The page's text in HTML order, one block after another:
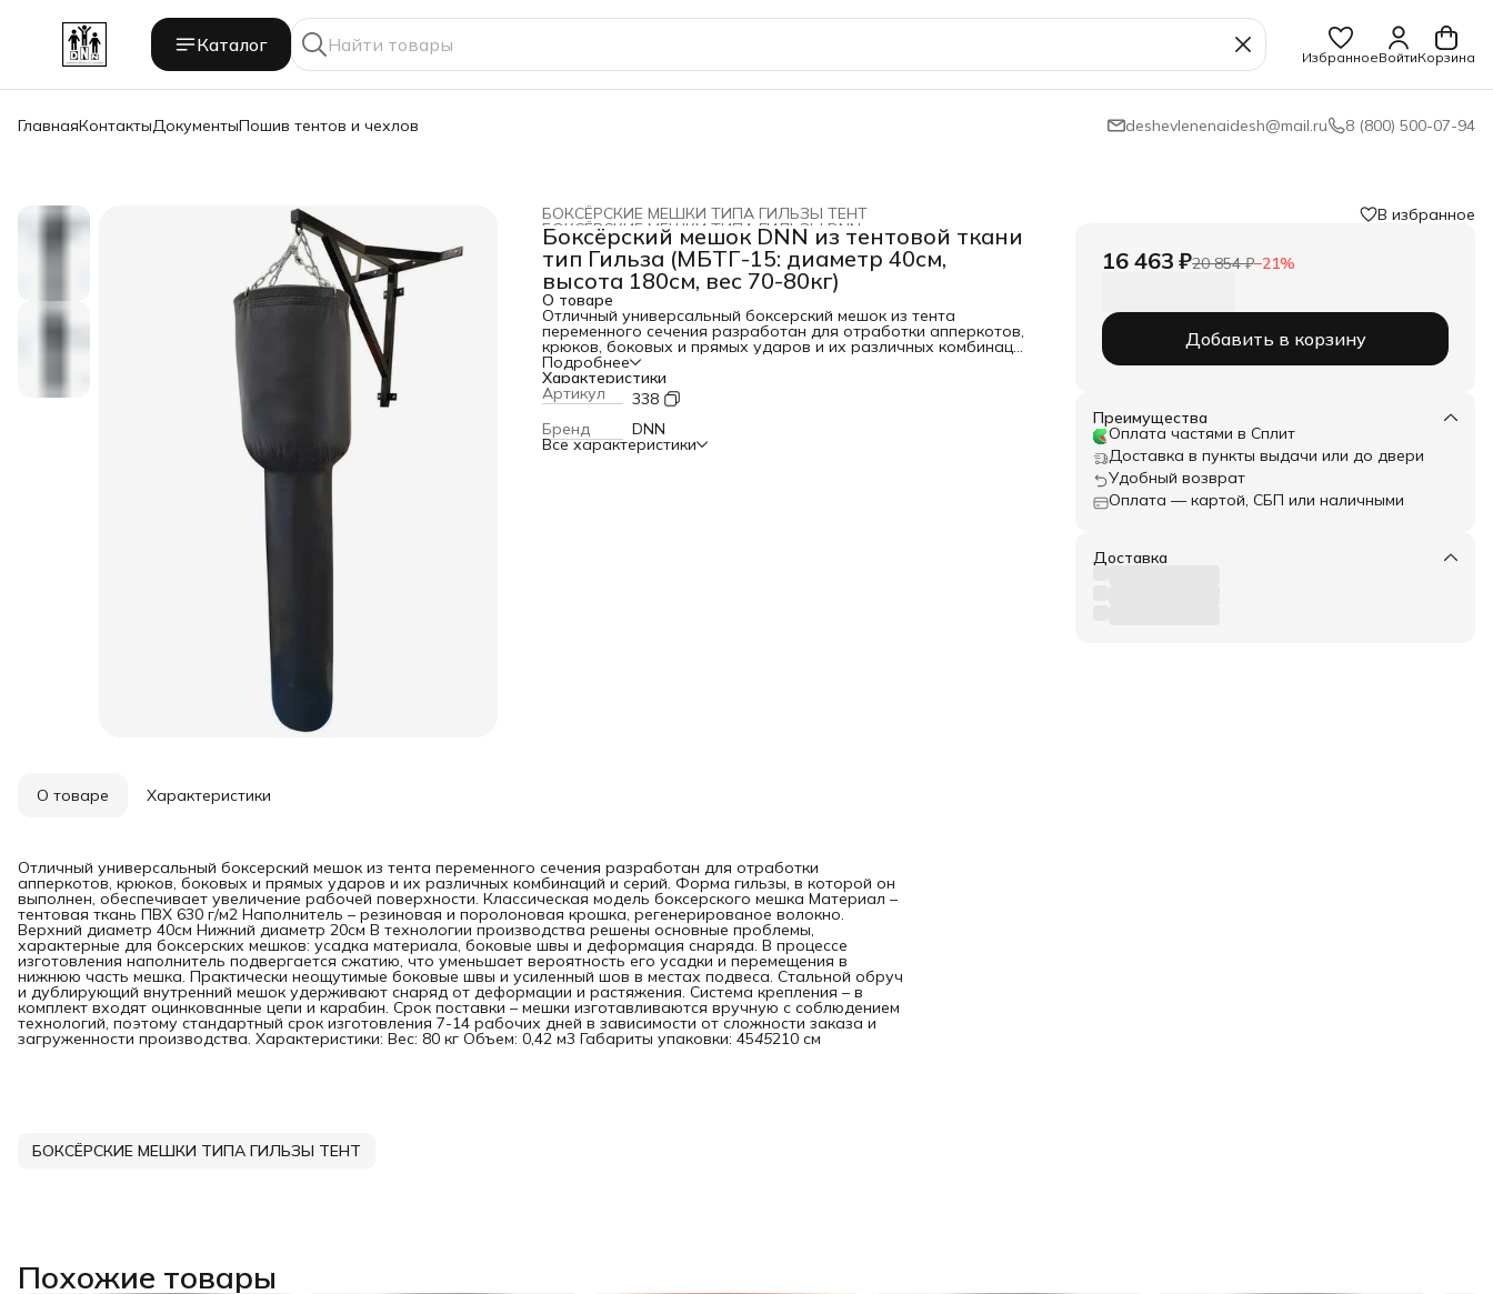
Каталог
ИзбранноеВойтиКорзина
ГлавнаяКонтактыДокументыПошив тентов и чехлов deshevlenenaidesh@mail.ru 8 (800) 500-07-94
БОКСЁРСКИЕ МЕШКИ ТИПА ГИЛЬЗЫ ТЕНТ
БОКСЁРСКИЕ МЕШКИ ТИПА ГИЛЬЗЫ DNN ›
БОКСЕРСКИЕ МЕШКИ DNN ›
Главная ›
Боксёрский мешок DNN из тентовой ткани
тип Гильза (МБТГ-15: диаметр 40см,
высота 180см, вес 70-80кг)
О товаре
Отличный универсальный боксерский мешок из тента
переменного сечения разработан для отработки апперкотов,
крюков, боковых и прямых ударов и их различных комбинаций
и серий. Форма гильзы, в которой он выполнен, обеспечивает
увеличение рабочей поверхности. Классическая модель
боксерского мешка Материал – тентовая ткань ПВХ 630 г/м2
Наполнитель – резиновая и поролоновая крошка,
регенерированое волокно. Верхний диаметр 40см Нижний
диаметр 20см В технологии производства решены основные
проблемы, характерные для боксерских мешков: усадка
Подробнее
Характеристики
Артикул
338
Бренд
DNN
Все характеристики
В избранное
16 463 ₽20 854 ₽−21%
Добавить в корзину
Преимущества
Оплата частями в Сплит
Доставка в пункты выдачи или до двери
Удобный возврат
Оплата — картой, СБП или наличными
Доставка
О товаре Характеристики
Отличный универсальный боксерский мешок из тента переменного сечения разработан для отработки
апперкотов, крюков, боковых и прямых ударов и их различных комбинаций и серий. Форма гильзы, в которой он
выполнен, обеспечивает увеличение рабочей поверхности. Классическая модель боксерского мешка Материал –
тентовая ткань ПВХ 630 г/м2 Наполнитель – резиновая и поролоновая крошка, регенерированое волокно.
Верхний диаметр 40см Нижний диаметр 20см В технологии производства решены основные проблемы,
характерные для боксерских мешков: усадка материала, боковые швы и деформация снаряда. В процессе
изготовления наполнитель подвергается сжатию, что уменьшает вероятность его усадки и перемещения в
нижнюю часть мешка. Практически неощутимые боковые швы и усиленный шов в местах подвеса. Стальной обруч
и дублирующий внутренний мешок удерживают снаряд от деформации и растяжения. Система крепления – в
комплект входят оцинкованные цепи и карабин. Срок поставки – мешки изготавливаются вручную с соблюдением
технологий, поэтому стандартный срок изготовления 7-14 рабочих дней в зависимости от сложности заказа и
загруженности производства. Характеристики: Вес: 80 кг Объем: 0,42 м3 Габариты упаковки: 4545210 см
БОКСЁРСКИЕ МЕШКИ ТИПА ГИЛЬЗЫ ТЕНТ
Похожие товары